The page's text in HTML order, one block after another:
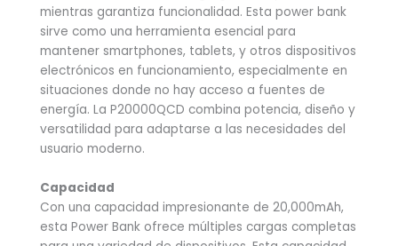
mientras garantiza funcionalidad. Esta power bank
sirve como una herramienta esencial para
mantener smartphones, tablets, y otros dispositivos
electrónicos en funcionamiento, especialmente en
situaciones donde no hay acceso a fuentes de
energía. La P20000QCD combina potencia, diseño y
versatilidad para adaptarse a las necesidades del
usuario moderno.
Capacidad
Con una capacidad impresionante de 20,000mAh,
esta Power Bank ofrece múltiples cargas completas